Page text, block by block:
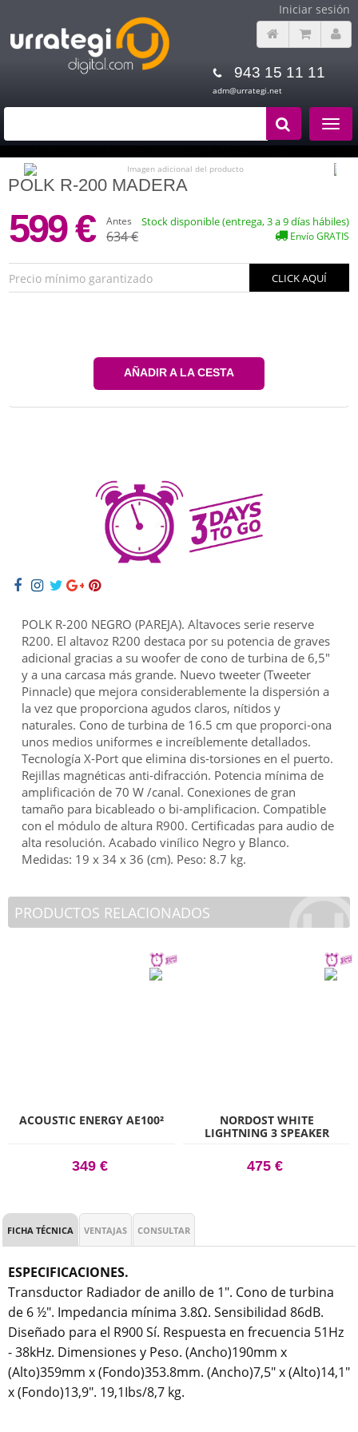
Iniciar sesión
943 15 11 11
adm@urrategi.net
Toggle
POLK R-200 MADERA
599 € Antes
634 €
Stock disponible (entrega, 3 a 9 días hábiles)
Envío GRATIS
Precio mínimo garantizado CLICK AQUÍ
AÑADIR A LA CESTA
POLK R-200 NEGRO (PAREJA). Altavoces serie reserve
R200. El altavoz R200 destaca por su potencia de graves
adicional gracias a su woofer de cono de turbina de 6,5"
y a una carcasa más grande. Nuevo tweeter (Tweeter
Pinnacle) que mejora considerablemente la dispersión a
la vez que proporciona agudos claros, nítidos y
naturales. Cono de turbina de 16.5 cm que proporci-ona
unos medios uniformes e increíblemente detallados.
Tecnología X-Port que elimina dis-torsiones en el puerto.
Rejillas magnéticas anti-difracción. Potencia mínima de
amplificación de 70 W /canal. Conexiones de gran
tamaño para bicableado o bi-amplificacion. Compatible
con el módulo de altura R900. Certificadas para audio de
alta resolución. Acabado vinílico Negro y Blanco.
Medidas: 19 x 34 x 36 (cm). Peso: 8.7 kg.
PRODUCTOS RELACIONADOS
ACOUSTIC ENERGY AE100²
349 €
NORDOST WHITE
LIGHTNING 3 SPEAKER
475 €
FICHA TÉCNICA VENTAJAS CONSULTAR
ESPECIFICACIONES.
Transductor Radiador de anillo de 1". Cono de turbina
de 6 ½". Impedancia mínima 3.8Ω. Sensibilidad 86dB.
Diseñado para el R900 Sí. Respuesta en frecuencia 51Hz
- 38kHz. Dimensiones y Peso. (Ancho)190mm x
(Alto)359mm x (Fondo)353.8mm. (Ancho)7,5" x (Alto)14,1"
x (Fondo)13,9". 19,1Ibs/8,7 kg.